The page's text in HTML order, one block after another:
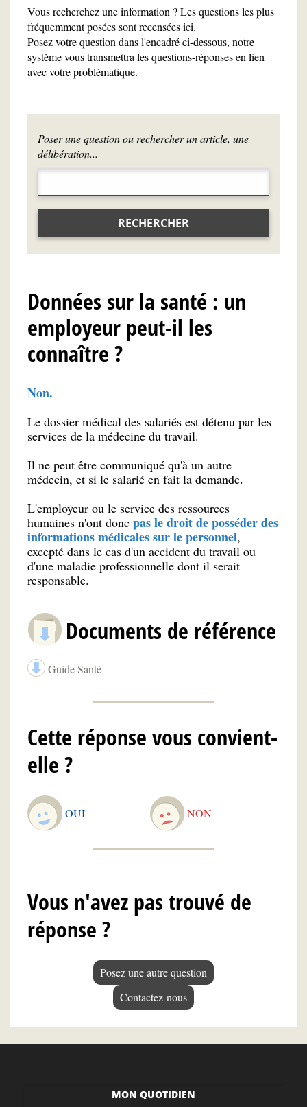
Vous recherchez une information ? Les questions les plus
fréquemment posées sont recensées ici.
Posez votre question dans l'encadré ci-dessous, notre
système vous transmettra les questions-réponses en lien
avec votre problématique.
Poser une question ou rechercher un article, une
délibération...
RECHERCHER
Données sur la santé : un
employeur peut-il les
connaître ?
Non.
Le dossier médical des salariés est détenu par les
services de la médecine du travail.
Il ne peut être communiqué qu'à un autre
médecin, et si le salarié en fait la demande.
L'employeur ou le service des ressources
humaines n'ont donc pas le droit de posséder des
informations médicales sur le personnel,
excepté dans le cas d'un accident du travail ou
d'une maladie professionnelle dont il serait
responsable.
Documents de référence
Guide Santé
Cette réponse vous convient-
elle ?
OUI NON
Vous n'avez pas trouvé de
réponse ?
Posez une autre question
Contactez-nous
MON QUOTIDIEN